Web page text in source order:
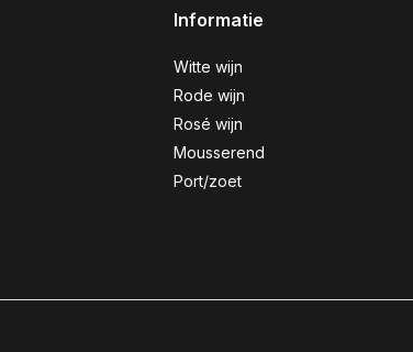
Informatie
Witte wijn
Rode wijn
Rosé wijn
Mousserend
Port/zoet